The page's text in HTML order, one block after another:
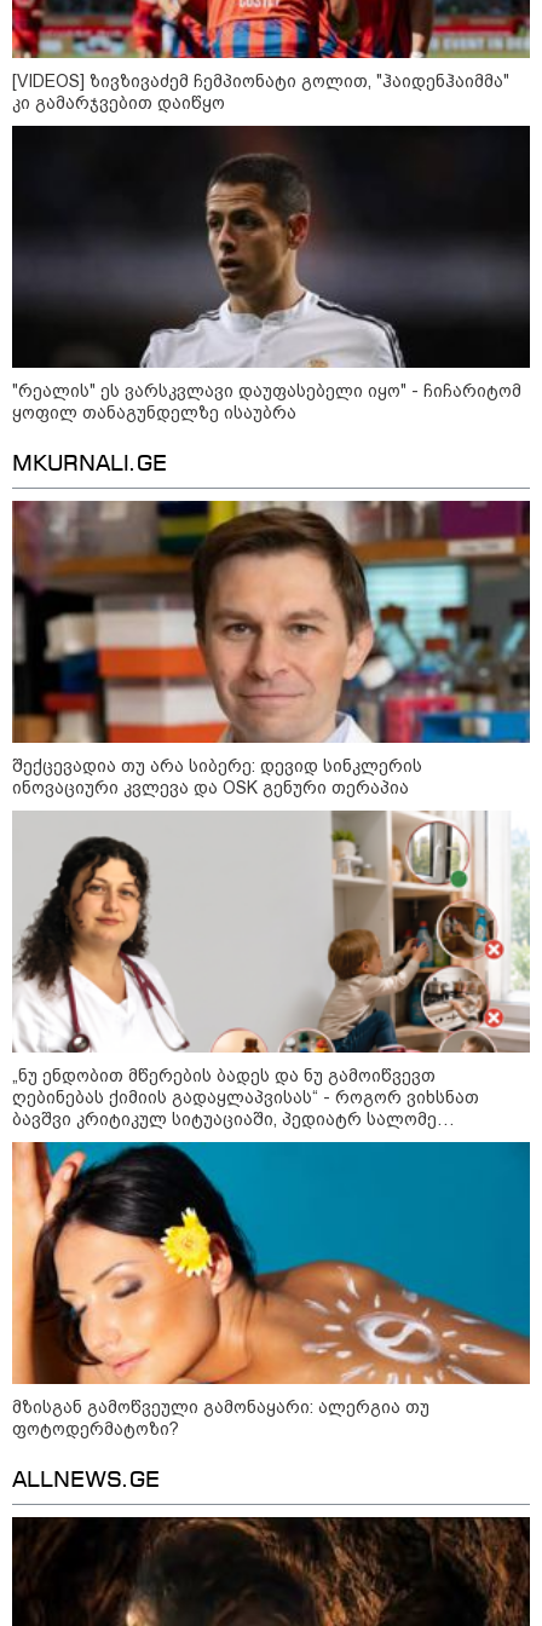
ფული ამ ზოდიაქოს ნიშნების
ხელში აღმოჩნდება: ვინ
როგორ ჩავიცვათ 40 წლის
შემდეგ: მილიონერების
სტილისტის 8 ოქროს წესი და
აუცილებელი სამოსი
13:15 / 08-08-2026
უძველესი სენი და ეპიდემია: აშშ-ში
ერთდროულად კეთრს და ნაწლავურ
ინფექციას ებრძვიან - რა უნდა ვიცოდეთ
და რამდენად სახიფათოა
21:17 / 08-08-2026
აშშ-მა საქართველოში
დაფუძნებული კრიპტოკომპანია
დაასანქცირა
18:35 / 08-08-2026
"ბულგარეთის საჰაერო
სივრცეში დრონი აფეთქდა" -
ბულგარეთის პრემიერ-მინისტრი
უგუნურ იარაღად გამოიყენა" -
დიმიტრი მედვედევი
23:40 / 07-08-2026
[VIDEOS] ზივზივაძემ ჩემპიონატი გოლით, "ჰაიდენჰაიმმა"
კი გამარჯვებით დაიწყო
"რეალის" ეს ვარსკვლავი დაუფასებელი იყო" - ჩიჩარიტომ
ყოფილ თანაგუნდელზე ისაუბრა
MKURNALI.GE
შექცევადია თუ არა სიბერე: დევიდ სინკლერის
ინოვაციური კვლევა და OSK გენური თერაპია
„ნუ ენდობით მწერების ბადეს და ნუ გამოიწვევთ
ღებინებას ქიმიის გადაყლაპვისას“ - როგორ ვიხსნათ
ბავშვი კრიტიკულ სიტუაციაში, პედიატრ სალომე
ახვლედიანის რჩევები
მზისგან გამოწვეული გამონაყარი: ალერგია თუ
ფოტოდერმატოზი?
ALLNEWS.GE